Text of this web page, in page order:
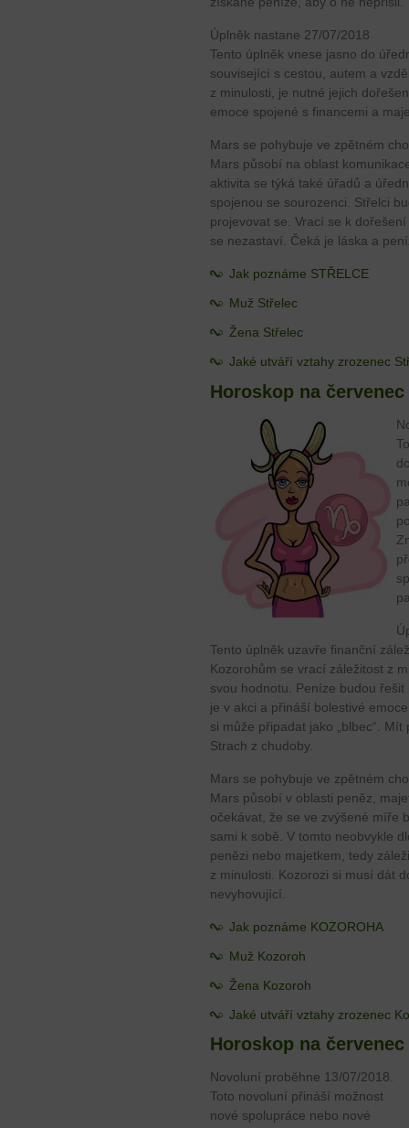
Úplněk nastane 27/07/2018
Tento úplněk vnese jasno do
související s cestou, autem a
z minulosti, je nutné jejich
emoce spojené s financemi a
Mars se pohybuje ve zpětném
Mars působí na oblast
aktivita se týká také úřadů a
spojenou se sourozenci. Střelci
projevovat se. Vrací se k
se nezastaví. Čeká je láska a
Jak poznáme STŘELCE
Muž Střelec
Žena Střelec
Jaké utváří vztahy zrozenec
Horoskop na
Tento úplněk uzavře finanční
Kozorohům se vrací záležitost z
svou hodnotu. Peníze budou
je v akci a přináší bolestivé
si může připadat jako „blbec“.
Strach z chudoby.
Mars se pohybuje ve zpětném
Mars působí v oblasti peněz,
očekávat, že se ve zvýšené míře
sami k sobě. V tomto neobvykle
penězi nebo majetkem, tedy
z minulosti. Kozorozi si musí dát
nevyhovující.
Jak poznáme KOZOROHA
Muž Kozoroh
Žena Kozoroh
Jaké utváří vztahy zrozenec
Horoskop na
Novoluní proběhne 13/07/2018.
Toto novoluní přináší možnost
nové spolupráce nebo nové